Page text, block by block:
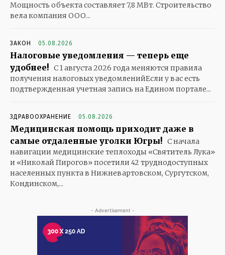
Мощность объекта составляет 7,8 МВт. Строительство
вела компания ООО...
ЗАКОН 05.08.2026
Налоговые уведомления — теперь еще
удобнее! С 1 августа 2026 года меняются правила
получения налоговых уведомленийЕсли у вас есть
подтвержденная учетная запись на Едином портале...
ЗДРАВООХРАНЕНИЕ 05.08.2026
Медицинская помощь приходит даже в
самые отдаленные уголки Югры! С начала
навигации медицинские теплоходы «Святитель Лука»
и «Николай Пирогов» посетили 42 труднодоступных
населенных пункта в Нижневартовском, Сургутском,
Кондинском,...
- Advertisement -